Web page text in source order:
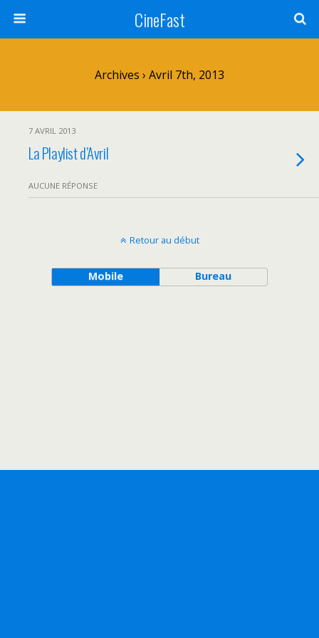
CineFast
Archives › Avril 7th, 2013
7 AVRIL 2013
La Playlist d’Avril
AUCUNE RÉPONSE
Retour au début
Mobile Bureau